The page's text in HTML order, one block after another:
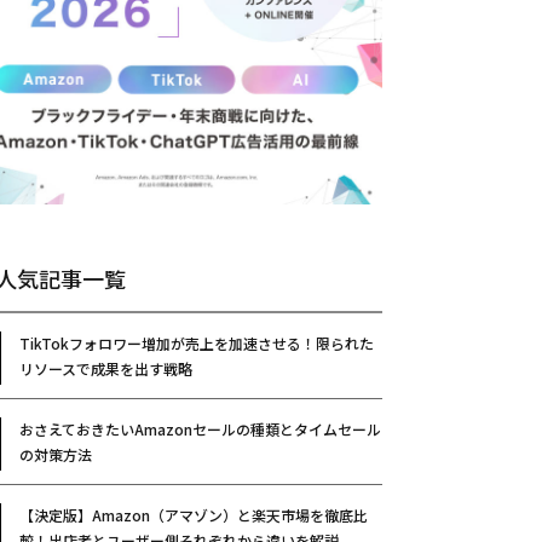
気記事一覧
TikTokフォロワー増加が売上を加速させる！限られた
リソースで成果を出す戦略
おさえておきたいAmazonセールの種類とタイムセール
の対策方法
【決定版】Amazon（アマゾン）と楽天市場を徹底比